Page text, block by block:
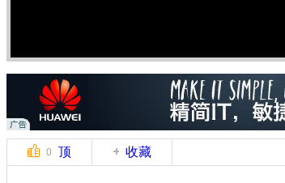
0 顶 收藏